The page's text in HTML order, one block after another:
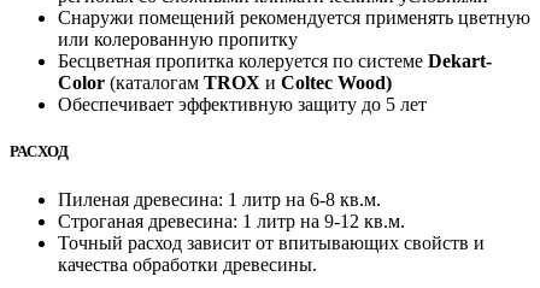
Снаружи помещений рекомендуется применять цветную
или колерованную пропитку
Бесцветная пропитка колеруется по системе Dekart-
Color (каталогам TROX и Coltec Wood)
Обеспечивает эффективную защиту до 5 лет
РАСХОД
Пиленая древесина: 1 литр на 6-8 кв.м.
Строганая древесина: 1 литр на 9-12 кв.м.
Точный расход зависит от впитывающих свойств и
качества обработки древесины.